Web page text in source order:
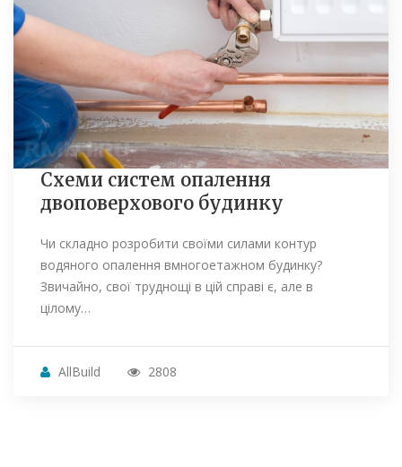
Схеми систем опалення
двоповерхового будинку
Чи складно розробити своїми силами контур
водяного опалення вмногоетажном будинку?
Звичайно, свої труднощі в цій справі є, але в
цілому…
AllBuild 2808